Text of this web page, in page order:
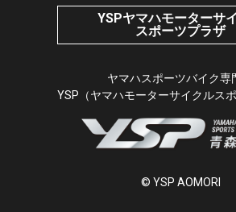
YSPヤマハモーターサ
スポーツプラザ
ヤマハスポーツバイク専
YSP（ヤマハモーターサイクルスポ
© YSP AOMORI